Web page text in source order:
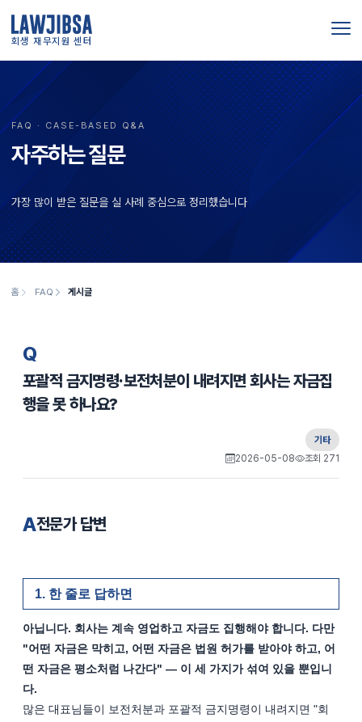
회생 재무지원 센터
FAQ · CASE-BASED Q&A
자주하는 질문
가장 많이 받은 질문을 실 사례 중심으로 정리했습니다
홈 FAQ 게시글
Q
포괄적 금지명령·보전처분이 내려지면 회사는 자금집
행을 못 하나요?
기타
2026-05-08
조회 271
A전문가 답변
한 줄로 답하면
아닙니다. 회사는 계속 영업하고 자금도 집행해야 합니다. 다만
"어떤 자금은 막히고, 어떤 자금은 법원 허가를 받아야 하고, 어
떤 자금은 평소처럼 나간다" — 이 세 가지가 섞여 있을 뿐입니
다.
많은 대표님들이 보전처분과 포괄적 금지명령이 내려지면 "회